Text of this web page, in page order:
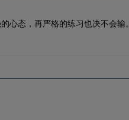
心态，再严格的练习也决不会输。